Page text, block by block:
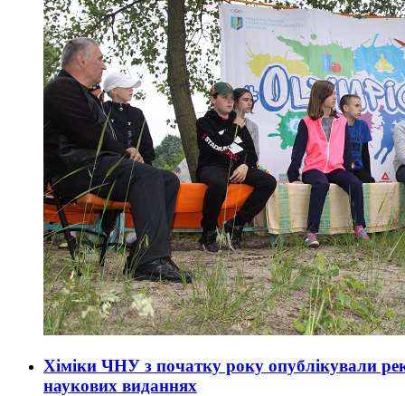
Хіміки ЧНУ з початку року опублікували
наукових виданнях